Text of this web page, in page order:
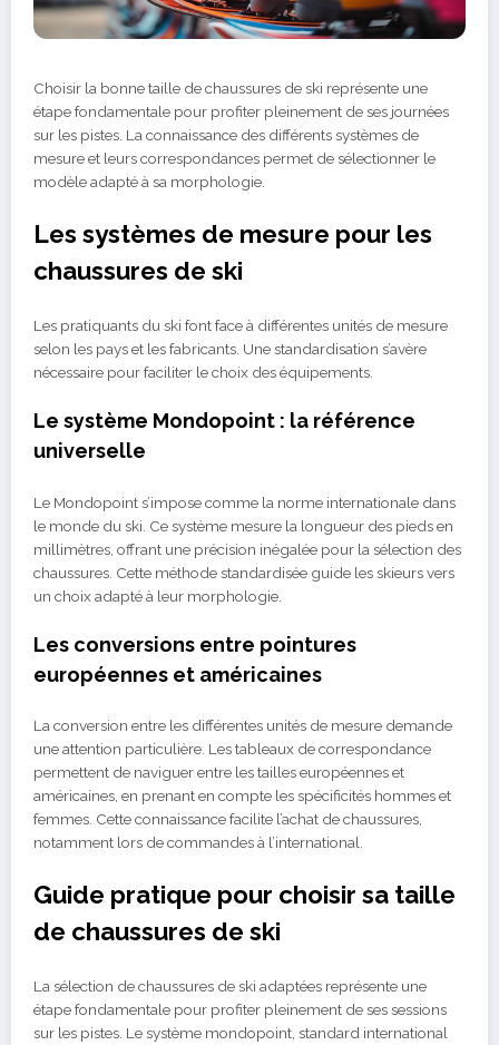
Choisir la bonne taille de chaussures de ski représente une
étape fondamentale pour profiter pleinement de ses journées
sur les pistes. La connaissance des différents systèmes de
mesure et leurs correspondances permet de sélectionner le
modèle adapté à sa morphologie.
Les systèmes de mesure pour les
chaussures de ski
Les pratiquants du ski font face à différentes unités de mesure
selon les pays et les fabricants. Une standardisation s’avère
nécessaire pour faciliter le choix des équipements.
Le système Mondopoint : la référence
universelle
Le Mondopoint s’impose comme la norme internationale dans
le monde du ski. Ce système mesure la longueur des pieds en
millimètres, offrant une précision inégalée pour la sélection des
chaussures. Cette méthode standardisée guide les skieurs vers
un choix adapté à leur morphologie.
Les conversions entre pointures
européennes et américaines
La conversion entre les différentes unités de mesure demande
une attention particulière. Les tableaux de correspondance
permettent de naviguer entre les tailles européennes et
américaines, en prenant en compte les spécificités hommes et
femmes. Cette connaissance facilite l’achat de chaussures,
notamment lors de commandes à l’international.
Guide pratique pour choisir sa taille
de chaussures de ski
La sélection de chaussures de ski adaptées représente une
étape fondamentale pour profiter pleinement de ses sessions
sur les pistes. Le système mondopoint, standard international